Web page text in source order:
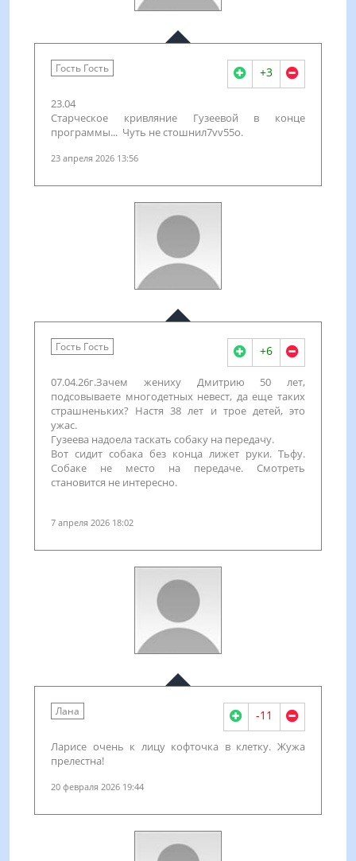
Гость Гость +3
23.04
Старческое кривляние Гузеевой в конце
программы... Чуть не стошнил7vv55о.
23 апреля 2026 13:56
Гость Гость +6
07.04.26г.Зачем жениху Дмитрию 50 лет,
подсовываете многодетных невест, да еще таких
страшненьких? Настя 38 лет и трое детей, это
ужас.
Гузеева надоела таскать собаку на передачу.
Вот сидит собака без конца лижет руки. Тьфу.
Собаке не место на передаче. Смотреть
становится не интересно.
7 апреля 2026 18:02
Лана -11
Ларисе очень к лицу кофточка в клетку. Жужа
прелестна!
20 февраля 2026 19:44